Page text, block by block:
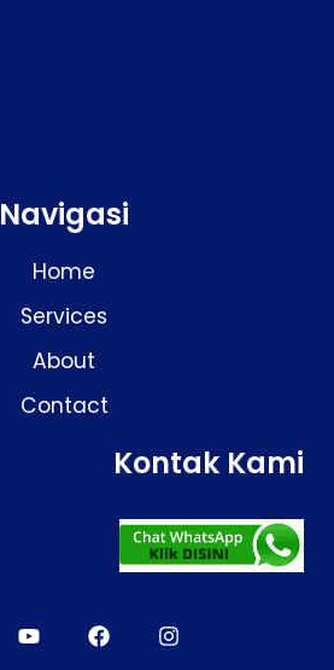
Navigasi
Home
Services
About
Contact
Kontak Kami